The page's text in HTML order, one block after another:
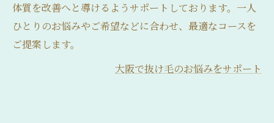
体質を改善へと導けるようサポートしております。一人
ひとりのお悩みやご希望などに合わせ、最適なコースを
ご提案します。
大阪で抜け毛のお悩みをサポート